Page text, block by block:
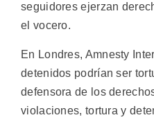
seguidores ejerzan
el vocero.
En Londres, Amnesty
detenidos podrían ser
defensora de los
violaciones, tortura y